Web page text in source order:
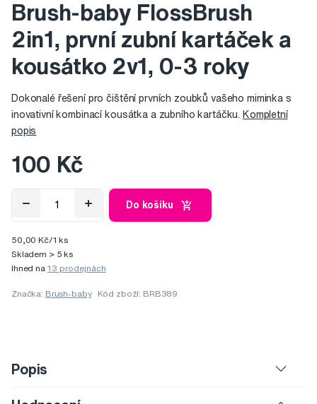
Brush-baby FlossBrush
2in1, první zubní kartáček a
kousátko 2v1, 0-3 roky
Dokonalé řešení pro čištění prvních zoubků vašeho miminka s
inovativní kombinací kousátka a zubního kartáčku. Kompletní
popis
100 Kč
Do košíku
50,00 Kč/1 ks
Skladem > 5 ks
Ihned na 13 prodejnách
Značka: Brush-baby Kód zboží: BRB389
Popis